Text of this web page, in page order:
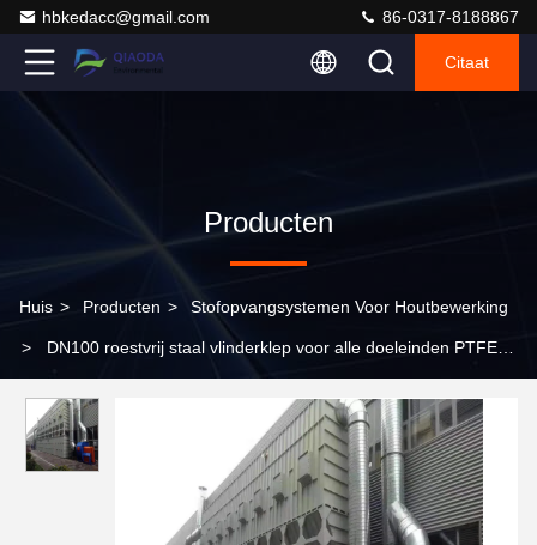
hbkedacc@gmail.com 86-0317-8188867
Citaat
Producten
Huis > Producten > Stofopvangsystemen Voor Houtbewerking
> DN100 roestvrij staal vlinderklep voor alle doeleinden PTFE